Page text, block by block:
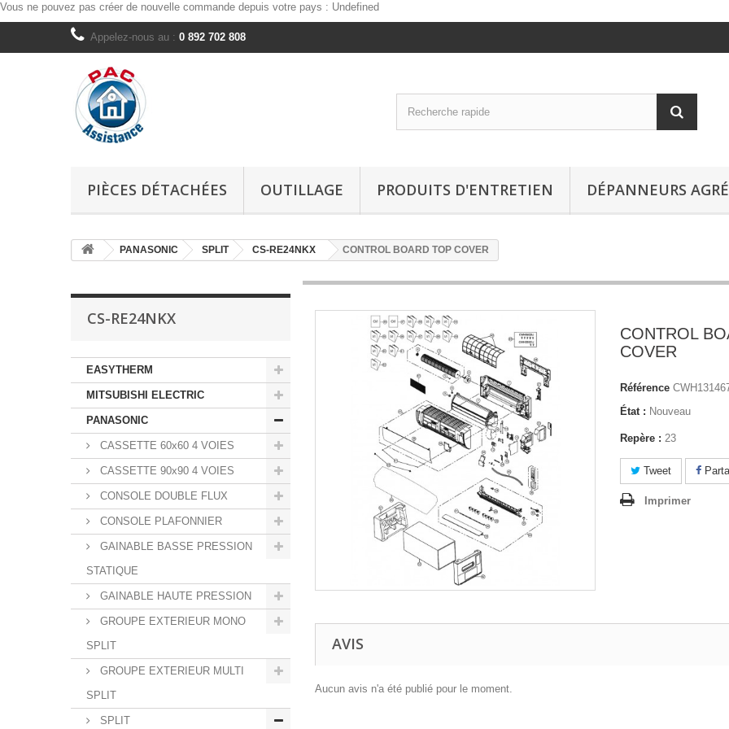
Vous ne pouvez pas créer de nouvelle commande depuis votre pays : Undefined
Appelez-nous au : 0 892 702 808
PIÈCES DÉTACHÉES OUTILLAGE PRODUITS D'ENTRETIEN DÉPANNEURS
PANASONIC SPLIT CS-RE24NKX CONTROL BOARD TOP COVER
CS-RE24NKX
EASYTHERM
MITSUBISHI ELECTRIC
PANASONIC
CASSETTE 60x60 4 VOIES
CASSETTE 90x90 4 VOIES
CONSOLE DOUBLE FLUX
CONSOLE PLAFONNIER
GAINABLE BASSE PRESSION
STATIQUE
GAINABLE HAUTE PRESSION
GROUPE EXTERIEUR MONO
SPLIT
GROUPE EXTERIEUR MULTI
SPLIT
SPLIT
CONTROL
COVER
Référence
État : Nouveau
Repère : 23
Tweet
Imprimer
AVIS
Aucun avis n'a été publié pour le moment.